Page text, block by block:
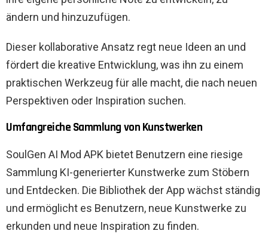
ändern und hinzuzufügen.
Dieser kollaborative Ansatz regt neue Ideen an und
fördert die kreative Entwicklung, was ihn zu einem
praktischen Werkzeug für alle macht, die nach neuen
Perspektiven oder Inspiration suchen.
Umfangreiche Sammlung von Kunstwerken
SoulGen AI Mod APK bietet Benutzern eine riesige
Sammlung KI-generierter Kunstwerke zum Stöbern
und Entdecken. Die Bibliothek der App wächst ständig
und ermöglicht es Benutzern, neue Kunstwerke zu
erkunden und neue Inspiration zu finden.